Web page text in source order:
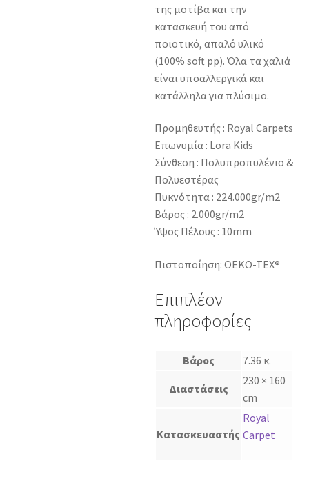
της μοτίβα και την
κατασκευή του από
ποιοτικό, απαλό υλικό
(100% soft pp). Όλα τα χαλιά
είναι υποαλλεργικά και
κατάλληλα για πλύσιμο.
Προμηθευτής : Royal Carpets
Επωνυμία : Lora Kids
Σύνθεση : Πολυπροπυλένιο &
Πολυεστέρας
Πυκνότητα : 224.000gr/m2
Βάρος : 2.000gr/m2
Ύψος Πέλους : 10mm
Πιστοποίηση: OEKO-TEX®
Επιπλέον
πληροφορίες
Βάρος 7.36 κ.
Διαστάσεις
230 × 160
cm
Κατασκευαστής
Royal
Carpet